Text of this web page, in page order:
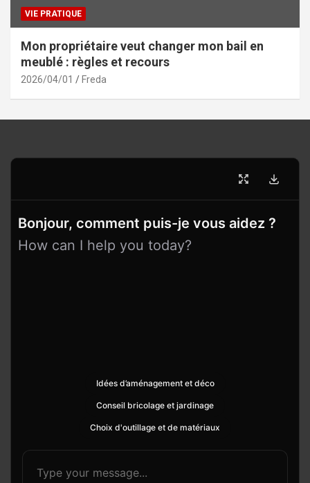
VIE PRATIQUE
Mon propriétaire veut changer mon bail en
meublé : règles et recours
2026/04/01 Freda
Bonjour, comment puis-je vous aidez ?
How can I help you today?
Idées d’aménagement et déco
Conseil bricolage et jardinage
Choix d'outillage et de matériaux